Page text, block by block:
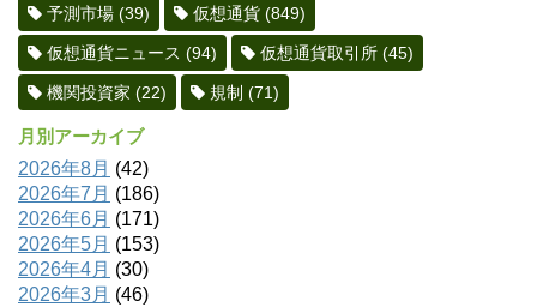
予測市場 (39) 仮想通貨 (849)
仮想通貨ニュース (94) 仮想通貨取引所 (45)
機関投資家 (22) 規制 (71)
月別アーカイブ
2026年8月 (42)
2026年7月 (186)
2026年6月 (171)
2026年5月 (153)
2026年4月 (30)
2026年3月 (46)